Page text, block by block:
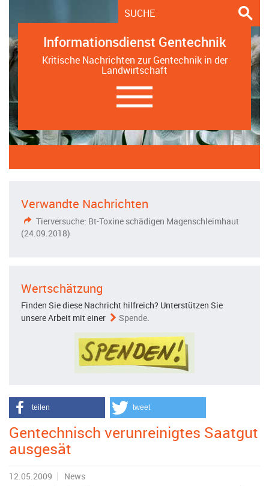
Informationsdienst Gentechnik
Kritische Nachrichten zur Gentechnik in der
Landwirtschaft
Navigation
ein-/ausblenden
Verwandte Nachrichten
Tierversuche: Bt-Toxine schädigen Magenschleimhaut
(24.09.2018)
Wertschätzung
Finden Sie diese Nachricht hilfreich? Unterstützen Sie
unsere Arbeit mit einer
Spende.
teilen tweet
Gentechnisch verunreinigtes Saatgut
ausgesät
12.05.2009
News